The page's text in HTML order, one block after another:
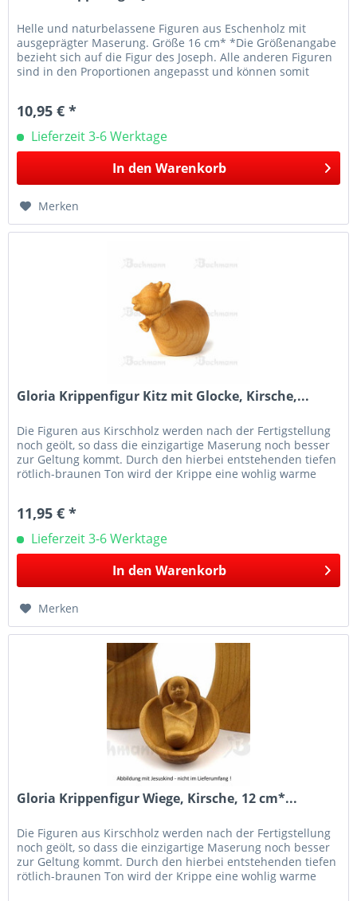
Helle und naturbelassene Figuren aus Eschenholz mit
ausgeprägter Maserung. Größe 16 cm* *Die Größenangabe
bezieht sich auf die Figur des Joseph. Alle anderen Figuren
sind in den Proportionen angepasst und können somit
10,95 € *
Lieferzeit 3-6 Werktage
In den Warenkorb
Merken
Gloria Krippenfigur Kitz mit Glocke, Kirsche,...
Die Figuren aus Kirschholz werden nach der Fertigstellung
noch geölt, so dass die einzigartige Maserung noch besser
zur Geltung kommt. Durch den hierbei entstehenden tiefen
rötlich-braunen Ton wird der Krippe eine wohlig warme
11,95 € *
Lieferzeit 3-6 Werktage
In den Warenkorb
Merken
Gloria Krippenfigur Wiege, Kirsche, 12 cm*...
Die Figuren aus Kirschholz werden nach der Fertigstellung
noch geölt, so dass die einzigartige Maserung noch besser
zur Geltung kommt. Durch den hierbei entstehenden tiefen
rötlich-braunen Ton wird der Krippe eine wohlig warme